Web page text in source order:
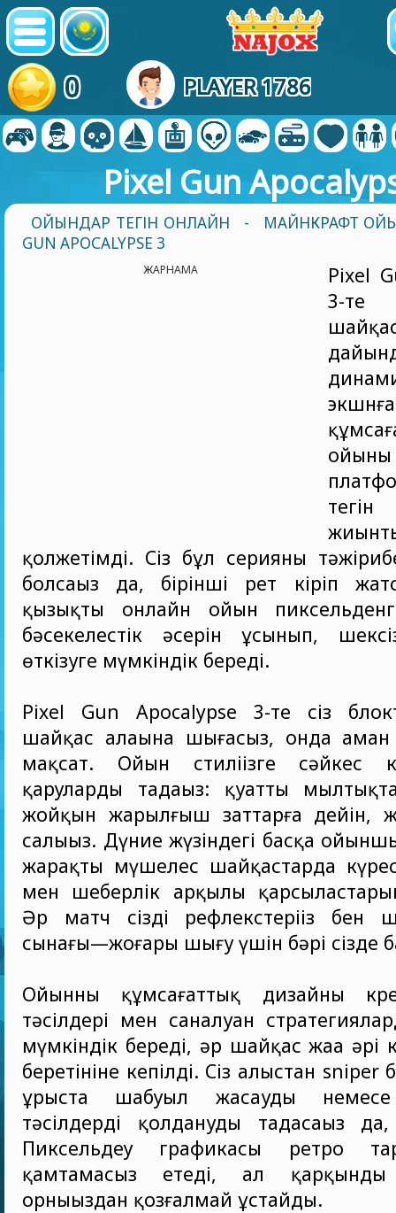
0 PLAYER 1786
Pixel Gun
ОЙЫНДАР ТЕГІН ОНЛАЙН -
МАЙНКРАФТ
GUN APOCALYPSE 3
ЖАРНАМА
Pixel
3-те
қолжетімді. Сіз бұл серияның
болсаңыз да, бірінші рет кіріп
қызықты онлайн ойын
бәсекелестік әсерін ұсынып,
өткізуге мүмкіндік береді.
Pixel Gun Apocalypse 3-те сіз
шайқас алаңына шығасыз, онда
мақсат. Ойын стиліңізге сәйкес
қаруларды таңдаңыз: қуатты
жойқын жарылғыш заттарға дейін,
салыңыз. Дүние жүзіндегі басқа
жарақты мүшелес шайқастарда
мен шеберлік арқылы
Әр матч сіздің рефлекстеріңіз бен
сынағы—жоғары шығу үшін бәрі сізде
Ойынның құмсағаттық дизайны
тәсілдері мен саналуан
мүмкіндік береді, әр шайқас жаңа әрі
беретініне кепілді. Сіз алыстан
ұрыста шабуыл жасауды немесе
тәсілдерді қолдануды таңдасаңыз
Пиксельдеу графикасы ретро
қамтамасыз етеді, ал
орныңыздан қозғалмай ұстайды.